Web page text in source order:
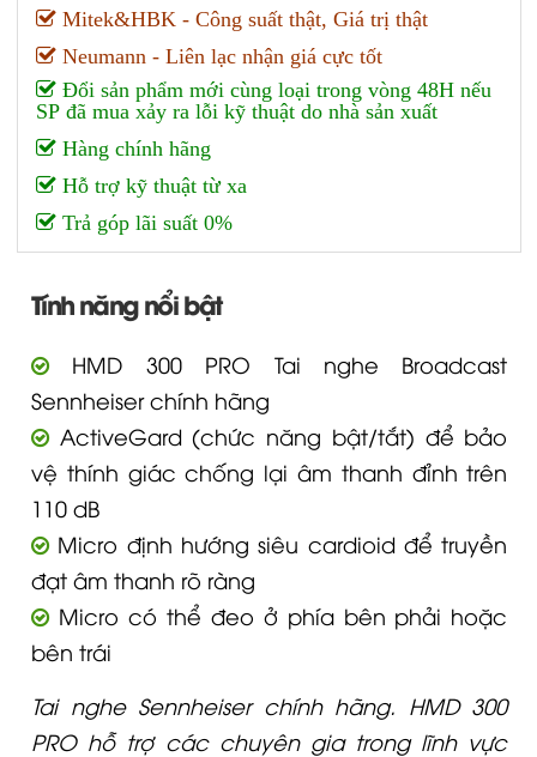
Mitek&HBK - Công suất thật, Giá trị thật
Neumann - Liên lạc nhận giá cực tốt
Đổi sản phẩm mới cùng loại trong vòng 48H nếu
SP đã mua xảy ra lỗi kỹ thuật do nhà sản xuất
Hàng chính hãng
Hỗ trợ kỹ thuật từ xa
Trả góp lãi suất 0%
Tính năng nổi bật
HMD 300 PRO Tai nghe Broadcast
Sennheiser chính hãng
ActiveGard (chức năng bật/tắt) để bảo
vệ thính giác chống lại âm thanh đỉnh trên
110 dB
Micro định hướng siêu cardioid để truyền
đạt âm thanh rõ ràng
Micro có thể đeo ở phía bên phải hoặc
bên trái
Tai nghe Sennheiser chính hãng. HMD 300
PRO hỗ trợ các chuyên gia trong lĩnh vực